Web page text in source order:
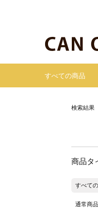
すべての商品
検索結果
商品タ
すべて
通常商品